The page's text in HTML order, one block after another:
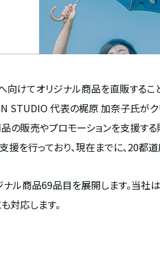
向けてオリジナル商品を直販する
STUDIO 代表の梶原 加奈子氏がク
品の販売やプロモーションを支援
を行っており、現在までに、20都
商品69品目を展開します。当社は
対応します。